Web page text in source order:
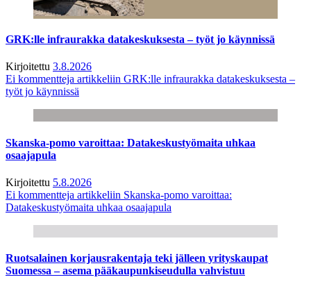
GRK:lle infraurakka datakeskuksesta – työt jo käynnissä
Kirjoitettu 3.8.2026
Ei kommentteja artikkeliin GRK:lle infraurakka datakeskuksesta –
työt jo käynnissä
Skanska-pomo varoittaa: Datakeskustyömaita uhkaa
osaajapula
Kirjoitettu 5.8.2026
Ei kommentteja artikkeliin Skanska-pomo varoittaa:
Datakeskustyömaita uhkaa osaajapula
Ruotsalainen korjausrakentaja teki jälleen yrityskaupat
Suomessa – asema pääkaupunkiseudulla vahvistuu